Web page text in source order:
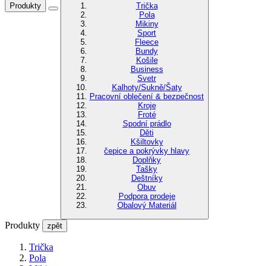
Produkty
Trička
Pola
Mikiny
Sport
Fleece
Bundy
Košile
Business
Svetr
Kalhoty/Sukně/Šaty
Pracovní oblečení & bezpečnost
Kroje
Froté
Spodní prádlo
Děti
Kšiltovky
čepice a pokrývky hlavy
Doplňky
Tašky
Deštníky
Obuv
Podpora prodeje
Obalový Materiál
Produkty zpět
Trička
Pola